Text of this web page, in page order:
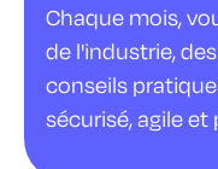
Chaque mois,
de l'industrie,
conseils
sécurisé, agile et